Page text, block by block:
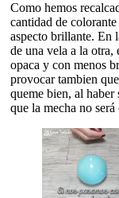
Como hemos
cantidad de
aspecto brillante. En
de una vela a la otra,
opaca y con menos
provocar tambien
queme bien, al
que la mecha no